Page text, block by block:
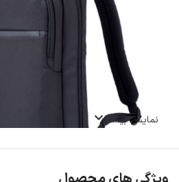
نمایش بیشتر